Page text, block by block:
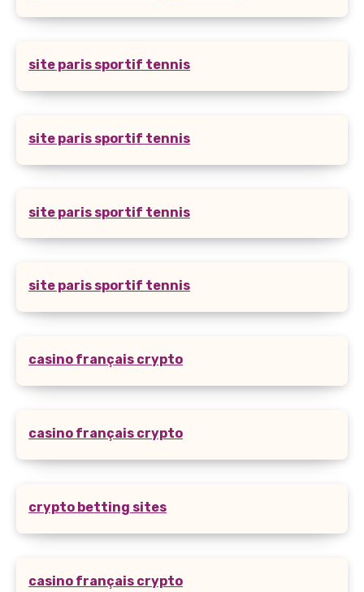
site paris sportif tennis
site paris sportif tennis
site paris sportif tennis
site paris sportif tennis
casino français crypto
casino français crypto
crypto betting sites
casino français crypto